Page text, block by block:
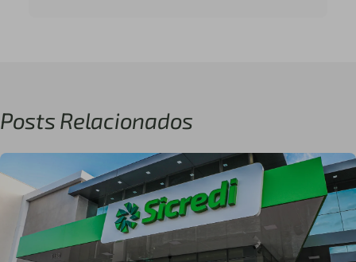
Posts Relacionados